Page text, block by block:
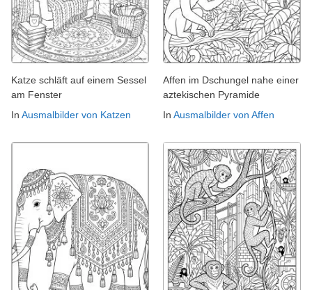
Katze schläft auf einem Sessel
am Fenster
In Ausmalbilder von Katzen
Affen im Dschungel nahe einer
aztekischen Pyramide
In Ausmalbilder von Affen